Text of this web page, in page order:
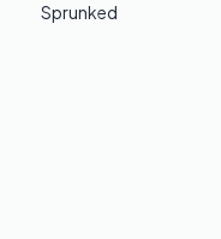
Sprunked